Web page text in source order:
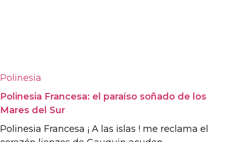
Polinesia
Polinesia Francesa: el paraíso soñado de los
Mares del Sur
Polinesia Francesa ¡ A las islas ! me reclama el